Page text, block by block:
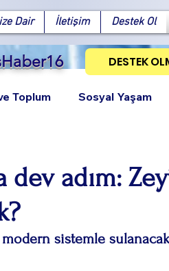
Dair İletişim Destek Ol
DESTEK
WhatsApp
Toplum Sosyal Yaşam
dev adım:
sistemle